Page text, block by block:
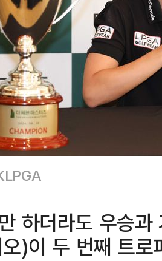
하더라도 우승
)이 두 번째 트로